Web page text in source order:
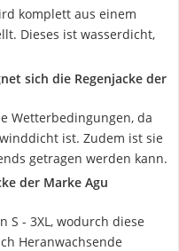
komplett aus einem
Dieses ist wasserdicht,
sich die Regenjacke der
Wetterbedingungen, da
ist. Zudem ist sie
getragen werden kann.
der Marke Agu
S - 3XL, wodurch diese
Heranwachsende